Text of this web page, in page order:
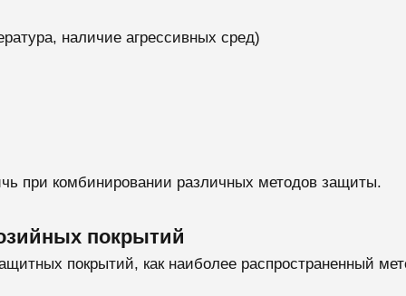
наличие агрессивных сред)
при комбинировании различных методов защиты.
покрытий
покрытий, как наиболее распространенный